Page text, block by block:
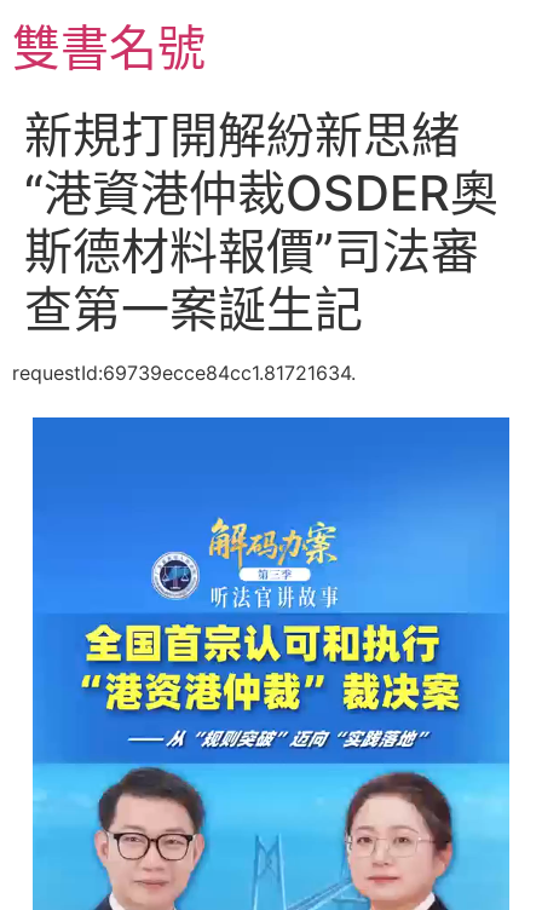
至
主雙書名號
新規打開解紛新思緒
“港資港仲裁OSDER奧
斯德材料報價”司法審
查第一案誕生記
requestId:69739ecce84cc1.81721634.